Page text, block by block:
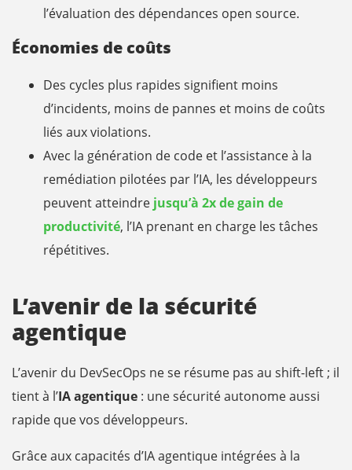
l’évaluation des dépendances open source.
Économies de coûts
Des cycles plus rapides signifient moins
d’incidents, moins de pannes et moins de coûts
liés aux violations.
Avec la génération de code et l’assistance à la
remédiation pilotées par l’IA, les développeurs
peuvent atteindre jusqu’à 2x de gain de
productivité, l’IA prenant en charge les tâches
répétitives.
L’avenir de la sécurité
agentique
L’avenir du DevSecOps ne se résume pas au shift-left ; il
tient à l’IA agentique : une sécurité autonome aussi
rapide que vos développeurs.
Grâce aux capacités d’IA agentique intégrées à la